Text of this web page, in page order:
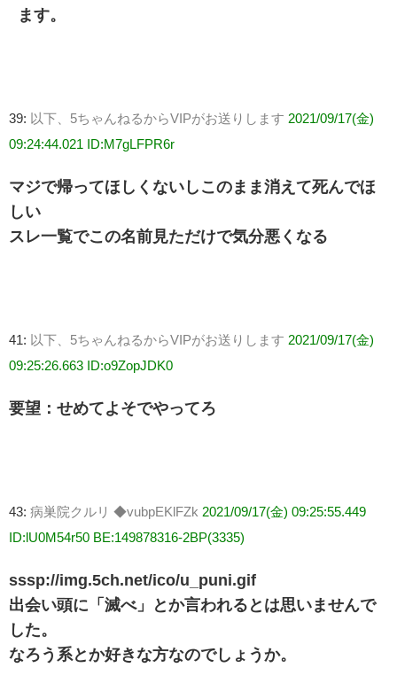
ます。
39: 以下、5ちゃんねるからVIPがお送りします 2021/09/17(金)
09:24:44.021 ID:M7gLFPR6r
マジで帰ってほしくないしこのまま消えて死んでほ
しい
スレ一覧でこの名前見ただけで気分悪くなる
41: 以下、5ちゃんねるからVIPがお送りします 2021/09/17(金)
09:25:26.663 ID:o9ZopJDK0
要望：せめてよそでやってろ
43: 病巣院クルリ ◆vubpEKlFZk 2021/09/17(金) 09:25:55.449
ID:lU0M54r50 BE:149878316-2BP(3335)
sssp://img.5ch.net/ico/u_puni.gif
出会い頭に「滅べ」とか言われるとは思いませんで
した。
なろう系とか好きな方なのでしょうか。